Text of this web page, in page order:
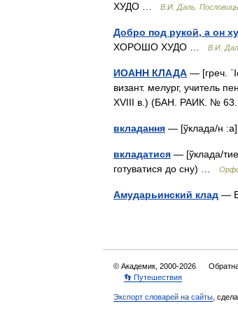
ХУДО …
В.И. Даль.
Добро под рукой, а он
ХОРОШО ХУДО …
В.И.
ИОАНН КЛАДА — [греч.
визант. мелург, учитель
XVIII в.) (БАН. РАИК. №
вкладання — [ўклада/н
вкладатися — [ўклада/
готуватися до сну) …
Амударьинский клад —
© Академик, 2000-2026
👣 Путешествия
Экспорт словарей на сайты ,